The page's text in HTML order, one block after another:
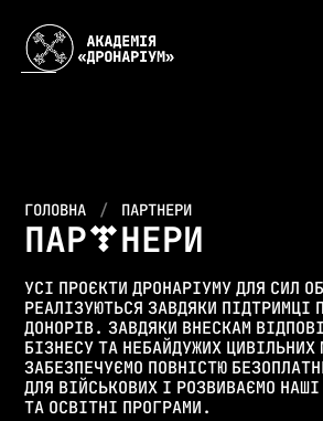
ГОЛОВНА ПАРТНЕРИ
ПАРТНЕРИ
УСІ ПРОЄКТИ ДРОНАРІУМУ ДЛЯ СИЛ
РЕАЛІЗУЮТЬСЯ ЗАВДЯКИ ПІДТРИМЦІ
ДОНОРІВ. ЗАВДЯКИ ВНЕСКАМ
БІЗНЕСУ ТА НЕБАЙДУЖИХ ЦИВІЛЬНИХ
ЗАБЕЗПЕЧУЄМО ПОВНІСТЮ
ДЛЯ ВІЙСЬКОВИХ І РОЗВИВАЄМО
ТА ОСВІТНІ ПРОГРАМИ.